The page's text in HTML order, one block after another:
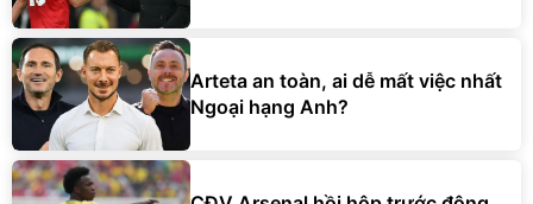
Arteta an toàn, ai dễ mất việc nhất
Ngoại hạng Anh?